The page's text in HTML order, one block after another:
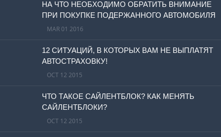
НА ЧТО НЕОБХОДИМО ОБРАТИТЬ ВНИМАНИЕ
ПРИ ПОКУПКЕ ПОДЕРЖАННОГО АВТОМОБИЛЯ
MAR 01 2016
12 СИТУАЦИЙ, В КОТОРЫХ ВАМ НЕ ВЫПЛАТЯТ
АВТОСТРАХОВКУ!
OCT 12 2015
ЧТО ТАКОЕ САЙЛЕНТБЛОК? КАК МЕНЯТЬ
САЙЛЕНТБЛОКИ?
OCT 12 2015